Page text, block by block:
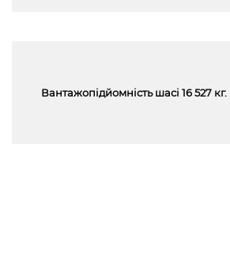
Вантажопідйомність шасі 16 527 кг.